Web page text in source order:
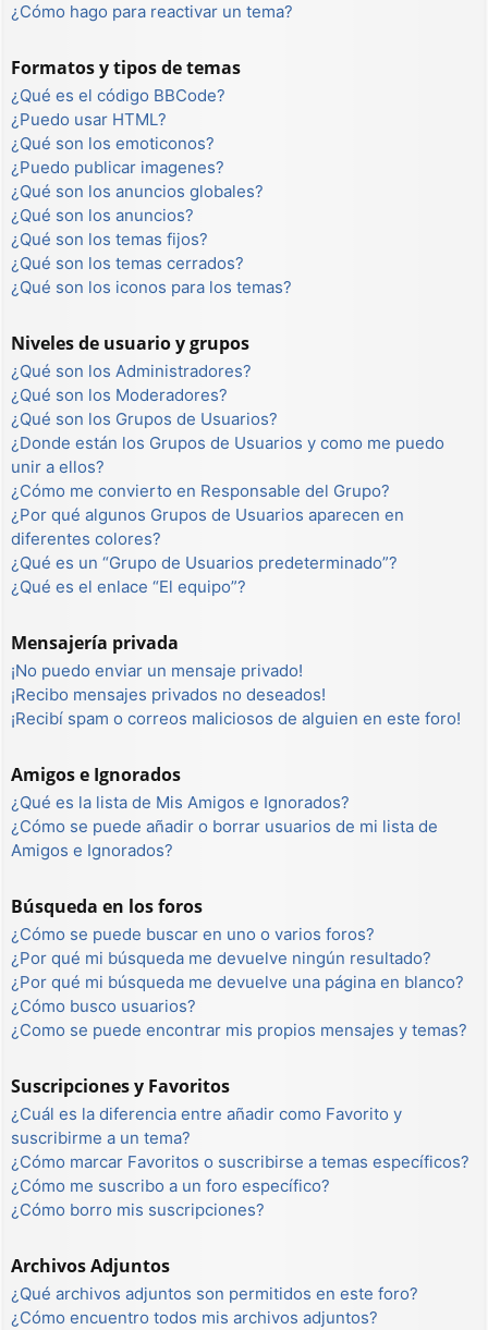
¿Cómo hago para reactivar un tema?
Formatos y tipos de temas
¿Qué es el código BBCode?
¿Puedo usar HTML?
¿Qué son los emoticonos?
¿Puedo publicar imagenes?
¿Qué son los anuncios globales?
¿Qué son los anuncios?
¿Qué son los temas fijos?
¿Qué son los temas cerrados?
¿Qué son los iconos para los temas?
Niveles de usuario y grupos
¿Qué son los Administradores?
¿Qué son los Moderadores?
¿Qué son los Grupos de Usuarios?
¿Donde están los Grupos de Usuarios y como me puedo
unir a ellos?
¿Cómo me convierto en Responsable del Grupo?
¿Por qué algunos Grupos de Usuarios aparecen en
diferentes colores?
¿Qué es un “Grupo de Usuarios predeterminado”?
¿Qué es el enlace “El equipo”?
Mensajería privada
¡No puedo enviar un mensaje privado!
¡Recibo mensajes privados no deseados!
¡Recibí spam o correos maliciosos de alguien en este foro!
Amigos e Ignorados
¿Qué es la lista de Mis Amigos e Ignorados?
¿Cómo se puede añadir o borrar usuarios de mi lista de
Amigos e Ignorados?
Búsqueda en los foros
¿Cómo se puede buscar en uno o varios foros?
¿Por qué mi búsqueda me devuelve ningún resultado?
¿Por qué mi búsqueda me devuelve una página en blanco?
¿Cómo busco usuarios?
¿Como se puede encontrar mis propios mensajes y temas?
Suscripciones y Favoritos
¿Cuál es la diferencia entre añadir como Favorito y
suscribirme a un tema?
¿Cómo marcar Favoritos o suscribirse a temas específicos?
¿Cómo me suscribo a un foro específico?
¿Cómo borro mis suscripciones?
Archivos Adjuntos
¿Qué archivos adjuntos son permitidos en este foro?
¿Cómo encuentro todos mis archivos adjuntos?